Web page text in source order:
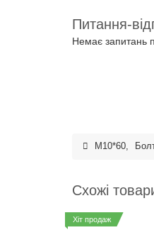
Питання-
Немає запитань
M10*60,
Схожі
Хіт продаж